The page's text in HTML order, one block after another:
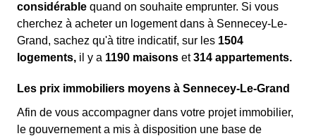
considérable quand on souhaite emprunter. Si vous
cherchez à acheter un logement dans à Sennecey-Le-
Grand, sachez qu'à titre indicatif, sur les 1504
logements, il y a 1190 maisons et314 appartements.
Les prix immobiliers moyens à Sennecey-Le-Grand
Afin de vous accompagner dans votre projet immobilier,
le gouvernement a mis à disposition une base de